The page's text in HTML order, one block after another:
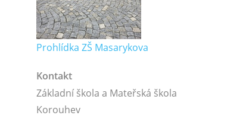
Prohlídka ZŠ Masarykova
Kontakt
Základní škola a Mateřská škola
Korouhev